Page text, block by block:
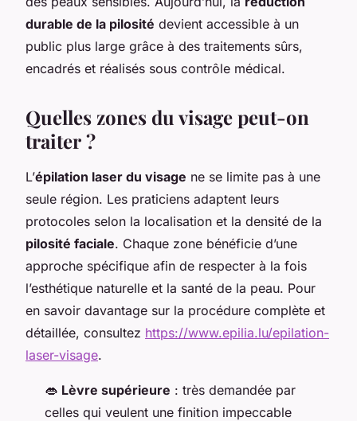
durable de la pilosité devient accessible à un
public plus large grâce à des traitements sûrs,
encadrés et réalisés sous contrôle médical.
Quelles zones du visage peut-on
traiter ?
L’épilation laser du visage ne se limite pas à une
seule région. Les praticiens adaptent leurs
protocoles selon la localisation et la densité de la
pilosité faciale. Chaque zone bénéficie d’une
approche spécifique afin de respecter à la fois
l’esthétique naturelle et la santé de la peau. Pour
en savoir davantage sur la procédure complète et
détaillée, consultez https://www.epilia.lu/epilation-
laser-visage.
👄 Lèvre supérieure : très demandée par
celles qui veulent une finition impeccable